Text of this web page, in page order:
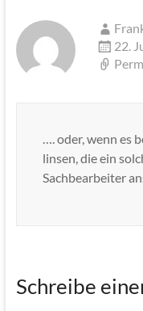
22.
…. oder, wenn es
linsen, die ein
Sachbearbeiter
Schreibe